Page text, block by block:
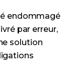
endommagé
par erreur,
solution